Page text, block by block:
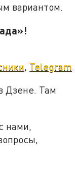
вариантом.
, Telegram.
Дзене. Там
нами,